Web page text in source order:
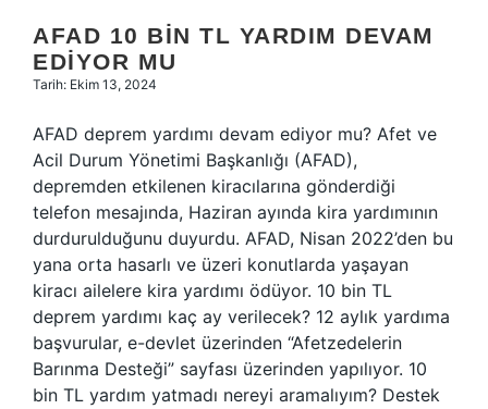
AFAD 10 BIN TL YARDIM DEVAM
EDIYOR MU
Tarih: Ekim 13, 2024
AFAD deprem yardımı devam ediyor mu? Afet ve
Acil Durum Yönetimi Başkanlığı (AFAD),
depremden etkilenen kiracılarına gönderdiği
telefon mesajında, Haziran ayında kira yardımının
durdurulduğunu duyurdu. AFAD, Nisan 2022’den bu
yana orta hasarlı ve üzeri konutlarda yaşayan
kiracı ailelere kira yardımı ödüyor. 10 bin TL
deprem yardımı kaç ay verilecek? 12 aylık yardıma
başvurular, e-devlet üzerinden “Afetzedelerin
Barınma Desteği” sayfası üzerinden yapılıyor. 10
bin TL yardım yatmadı nereyi aramalıyım? Destek